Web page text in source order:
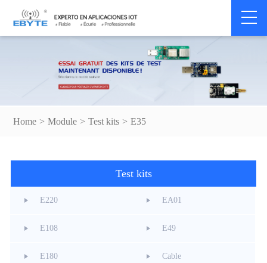
Home > Module > Test kits > E35
Test kits
E220 EA01
E108 E49
E180 Cable